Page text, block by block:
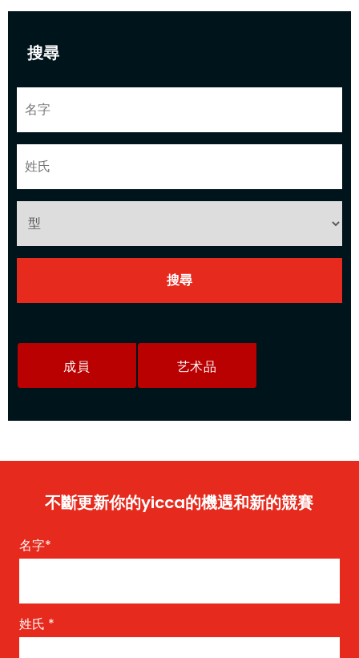
搜尋
成員 艺术品
不斷更新你的yicca的機遇和新的競賽
名字*
姓氏 *